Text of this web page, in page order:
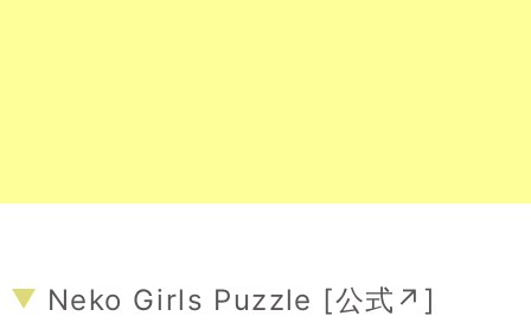
Neko Girls Puzzle [公式↗ ]